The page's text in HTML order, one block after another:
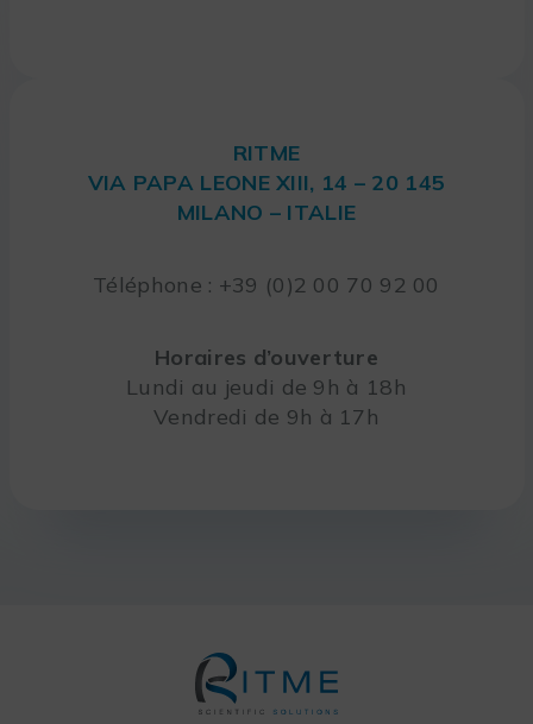
RITME
VIA PAPA LEONE XIII, 14 – 20 145
MILANO – ITALIE
Téléphone : +39 (0)2 00 70 92 00
Horaires d’ouverture
Lundi au jeudi de 9h à 18h
Vendredi de 9h à 17h